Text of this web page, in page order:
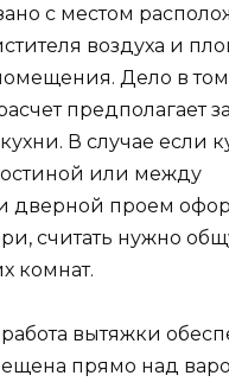
с местом
воздуха и
Дело в
предполагает
В случае если
или между
дверной проем
считать нужно
комнат.
вытяжки
прямо над